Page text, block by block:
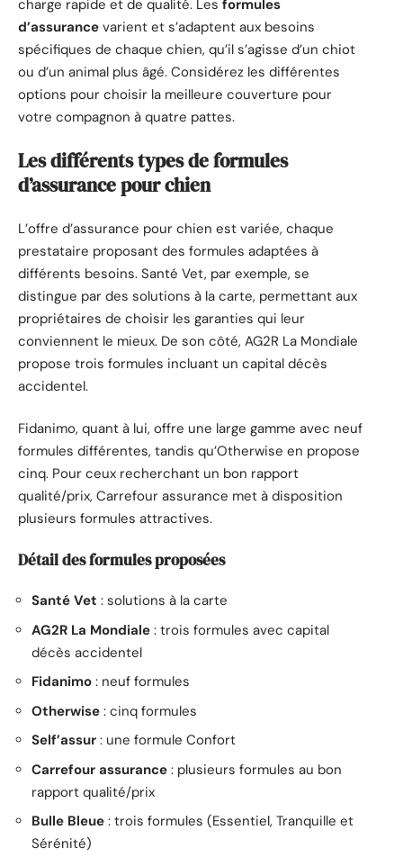
charge rapide et de qualité. Les formules
d’assurance varient et s’adaptent aux besoins
spécifiques de chaque chien, qu’il s’agisse d’un chiot
ou d’un animal plus âgé. Considérez les différentes
options pour choisir la meilleure couverture pour
votre compagnon à quatre pattes.
Les différents types de formules
d’assurance pour chien
L’offre d’assurance pour chien est variée, chaque
prestataire proposant des formules adaptées à
différents besoins. Santé Vet, par exemple, se
distingue par des solutions à la carte, permettant aux
propriétaires de choisir les garanties qui leur
conviennent le mieux. De son côté, AG2R La Mondiale
propose trois formules incluant un capital décès
accidentel.
Fidanimo, quant à lui, offre une large gamme avec neuf
formules différentes, tandis qu’Otherwise en propose
cinq. Pour ceux recherchant un bon rapport
qualité/prix, Carrefour assurance met à disposition
plusieurs formules attractives.
Détail des formules proposées
Santé Vet : solutions à la carte
AG2R La Mondiale : trois formules avec capital
décès accidentel
Fidanimo : neuf formules
Otherwise : cinq formules
Self’assur : une formule Confort
Carrefour assurance : plusieurs formules au bon
rapport qualité/prix
Bulle Bleue : trois formules (Essentiel, Tranquille et
Sérénité)